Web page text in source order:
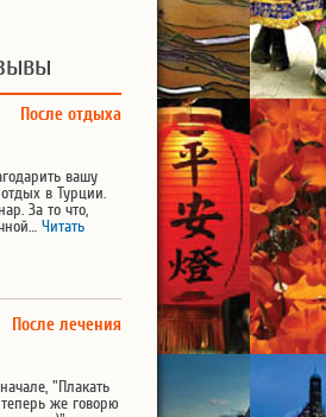
После отдыха
вашу
в Турции.
За то что,
Читать
После лечения
"Плакать
же говорю